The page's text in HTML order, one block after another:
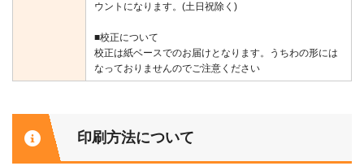
ウントになります。(土日祝除く)
■校正について
校正は紙ベースでのお届けとなります。うちわの形には
なっておりませんのでご注意ください
印刷方法について